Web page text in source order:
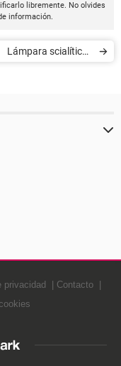
libremente. No olvides
información.
Lámpara scialítica -
privacidad
Contacto